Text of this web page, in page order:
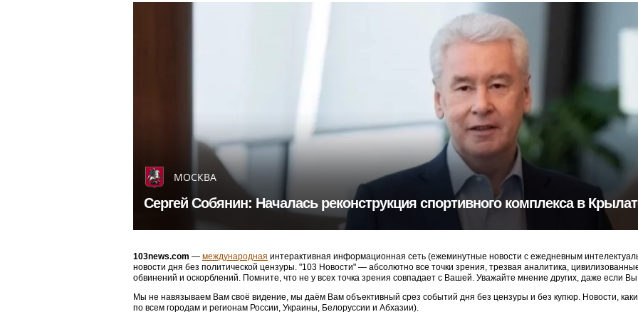
МОСКВА
Сергей Собянин: Началась реконструкция спортивного комплекса в
103news.com — международная интерактивная информационная сеть (ежеминутные новости с ежедневным
новости дня без политической цензуры. "103 Новости" — абсолютно все точки зрения, трезвая аналитика,
обвинений и оскорблений. Помните, что не у всех точка зрения совпадает с Вашей. Уважайте мнение других, даже если
Мы не навязываем Вам своё видение, мы даём Вам объективный срез событий дня без цензуры и без купюр. Новости,
по всем городам и регионам России, Украины, Белоруссии и Абхазии).